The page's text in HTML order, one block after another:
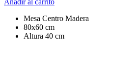
Añadir al carrito
Mesa Centro Madera
80x60 cm
Altura 40 cm